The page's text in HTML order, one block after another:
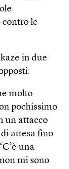
le
in due
molto
pochissimo
un attacco
attesa fino
una
mi sono